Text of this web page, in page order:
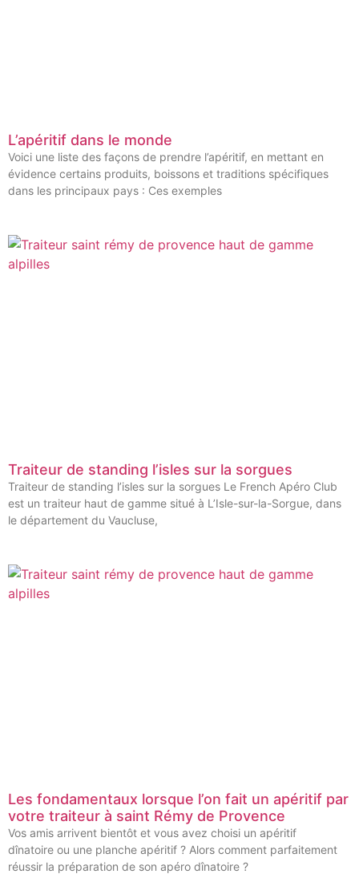
L’apéritif dans le monde
Voici une liste des façons de prendre l’apéritif, en mettant en
évidence certains produits, boissons et traditions spécifiques
dans les principaux pays : Ces exemples
Traiteur de standing l’isles sur la sorgues
Traiteur de standing l’isles sur la sorgues Le French Apéro Club
est un traiteur haut de gamme situé à L’Isle-sur-la-Sorgue, dans
le département du Vaucluse,
Les fondamentaux lorsque l’on fait un apéritif par
votre traiteur à saint Rémy de Provence
Vos amis arrivent bientôt et vous avez choisi un apéritif
dînatoire ou une planche apéritif ? Alors comment parfaitement
réussir la préparation de son apéro dînatoire ?